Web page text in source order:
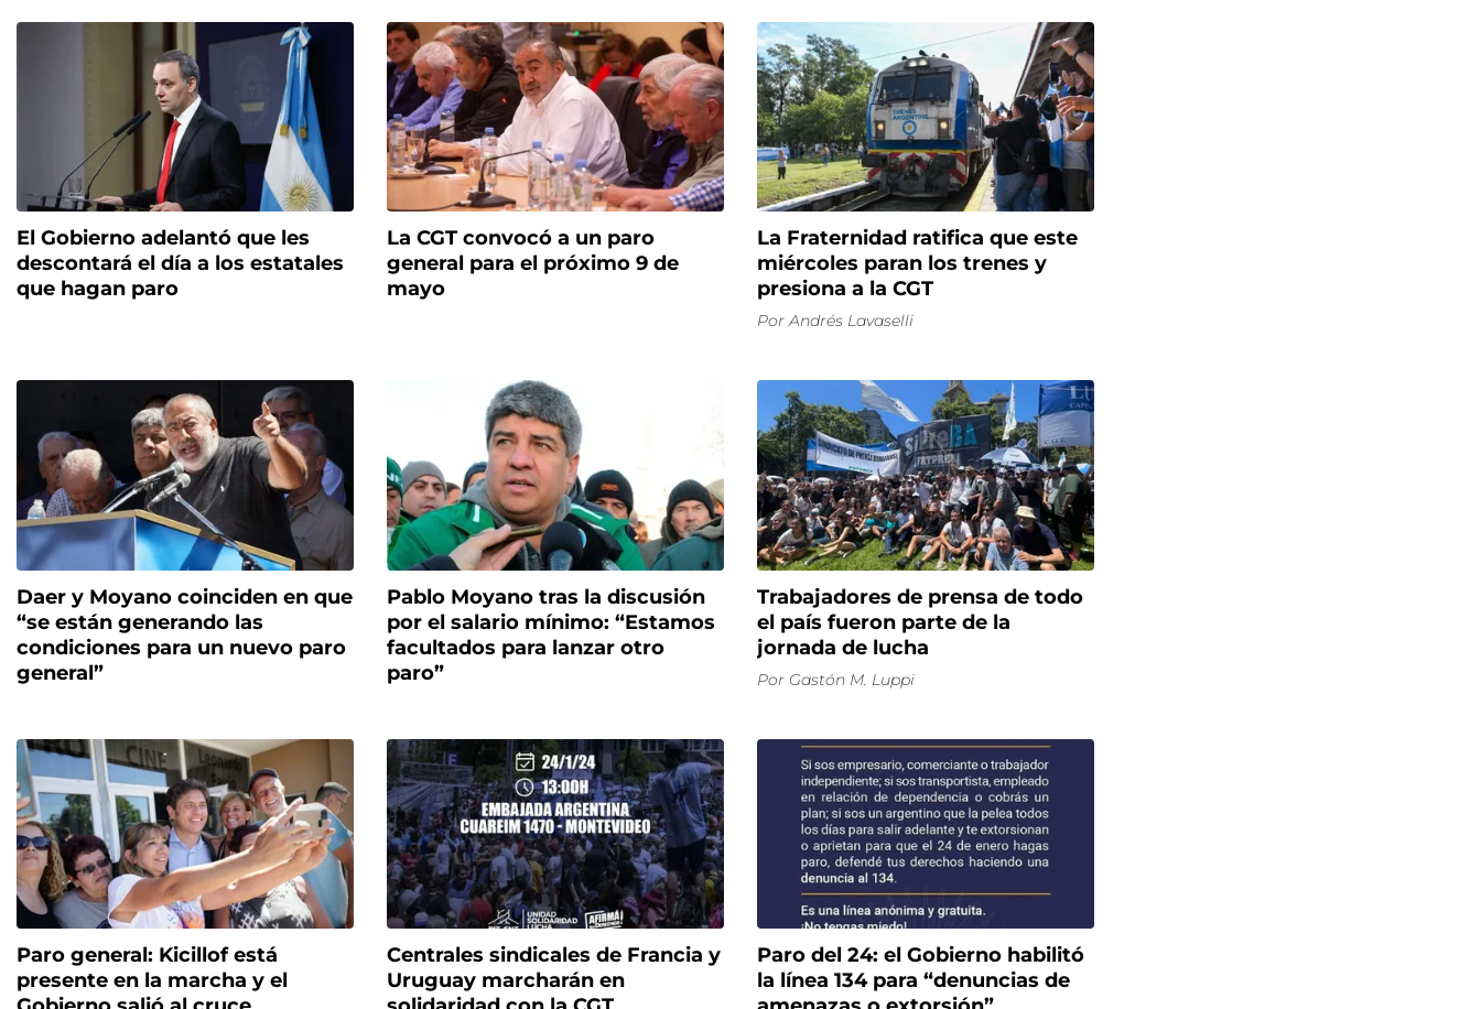
El Gobierno adelantó que les
descontará el día a los estatales
que hagan paro
La CGT convocó a un paro
general para el próximo 9 de
mayo
La Fraternidad ratifica que este
miércoles paran los trenes y
presiona a la CGT
Por Andrés Lavaselli
Daer y Moyano coinciden en que
“se están generando las
condiciones para un nuevo paro
general”
Pablo Moyano tras la discusión
por el salario mínimo: “Estamos
facultados para lanzar otro
paro”
Trabajadores de prensa de todo
el país fueron parte de la
jornada de lucha
Por Gastón M. Luppi
Paro general: Kicillof está
presente en la marcha y el
Centrales sindicales de Francia y
Uruguay marcharán en
Paro del 24: el Gobierno habilitó
la línea 134 para “denuncias de